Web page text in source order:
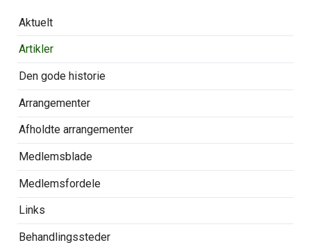
Overspring
navigationen
Aktuelt
Artikler
Den gode historie
Arrangementer
Afholdte arrangementer
Medlemsblade
Medlemsfordele
Links
Behandlingssteder